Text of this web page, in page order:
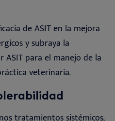
de ASIT en la mejora
y subraya la
para el manejo de la
veterinaria.